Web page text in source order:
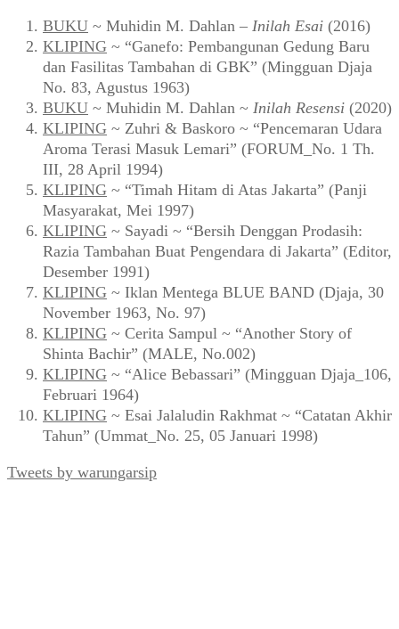
BUKU ~ Muhidin M. Dahlan – Inilah Esai (2016)
KLIPING ~ “Ganefo: Pembangunan Gedung Baru
dan Fasilitas Tambahan di GBK” (Mingguan Djaja
No. 83, Agustus 1963)
BUKU ~ Muhidin M. Dahlan ~ Inilah Resensi (2020)
KLIPING ~ Zuhri & Baskoro ~ “Pencemaran Udara
Aroma Terasi Masuk Lemari” (FORUM_No. 1 Th.
III, 28 April 1994)
KLIPING ~ “Timah Hitam di Atas Jakarta” (Panji
Masyarakat, Mei 1997)
KLIPING ~ Sayadi ~ “Bersih Denggan Prodasih:
Razia Tambahan Buat Pengendara di Jakarta” (Editor,
Desember 1991)
KLIPING ~ Iklan Mentega BLUE BAND (Djaja, 30
November 1963, No. 97)
KLIPING ~ Cerita Sampul ~ “Another Story of
Shinta Bachir” (MALE, No.002)
KLIPING ~ “Alice Bebassari” (Mingguan Djaja_106,
Februari 1964)
KLIPING ~ Esai Jalaludin Rakhmat ~ “Catatan Akhir
Tahun” (Ummat_No. 25, 05 Januari 1998)
Tweets by warungarsip